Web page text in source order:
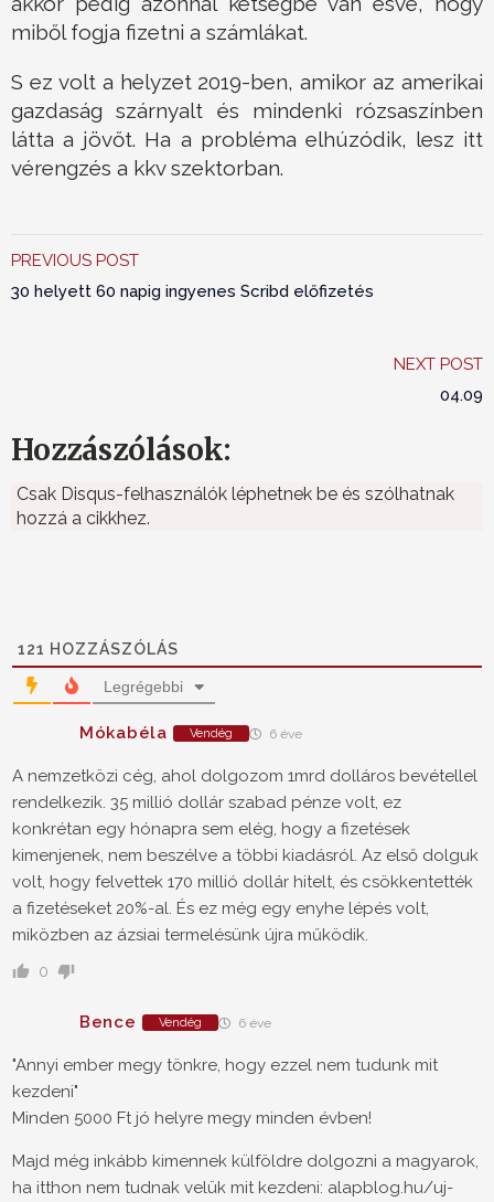
miből fogja fizetni a számlákat.
S ez volt a helyzet 2019-ben, amikor az amerikai
gazdaság szárnyalt és mindenki rózsaszínben
látta a jövőt. Ha a probléma elhúzódik, lesz itt
vérengzés a kkv szektorban.
PREVIOUS POST
30 helyett 60 napig ingyenes Scribd előfizetés
NEXT POST
04.09
Hozzászólások:
Csak Disqus-felhasználók léphetnek be és szólhatnak
hozzá a cikkhez.
121 HOZZÁSZÓLÁS
Legrégebbi
Mókabéla Vendég 6 éve
A nemzetközi cég, ahol dolgozom 1mrd dolláros bevétellel
rendelkezik. 35 millió dollár szabad pénze volt, ez
konkrétan egy hónapra sem elég, hogy a fizetések
kimenjenek, nem beszélve a többi kiadásról. Az első dolguk
volt, hogy felvettek 170 millió dollár hitelt, és csökkentették
a fizetéseket 20%-al. És ez még egy enyhe lépés volt,
miközben az ázsiai termelésünk újra működik.
0
Bence Vendég 6 éve
"Annyi ember megy tönkre, hogy ezzel nem tudunk mit
kezdeni"
Minden 5000 Ft jó helyre megy minden évben!
Majd még inkább kimennek külföldre dolgozni a magyarok,
ha itthon nem tudnak velük mit kezdeni: alapblog.hu/uj-